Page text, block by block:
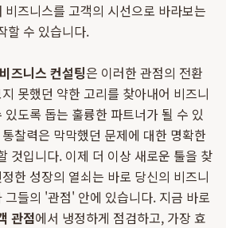
즈니스를 고객의 시선으로 바라보는
할 수 있습니다.
비즈니스 컨설팅은 이러한 관점의 전환
못했던 약한 고리를 찾아내어 비즈니
도록 돕는 훌륭한 파트너가 될 수 있
찰력은 막막했던 문제에 대한 명확한
것입니다. 이제 더 이상 새로운 툴을 찾
한 성장의 열쇠는 바로 당신의 비즈니
들의 '관점' 안에 있습니다. 지금 바로
관점에서 냉정하게 점검하고, 가장 효